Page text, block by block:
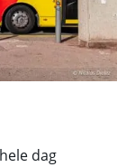
dag